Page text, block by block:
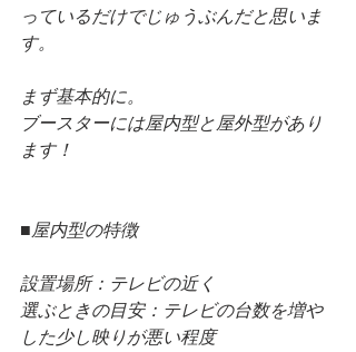
っているだけでじゅうぶんだと思いま
す。
まず基本的に。
ブースターには屋内型と屋外型があり
ます！
■屋内型の特徴
設置場所：テレビの近く
選ぶときの目安：テレビの台数を増や
した少し映りが悪い程度